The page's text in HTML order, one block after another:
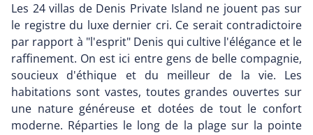
Les 24 villas de Denis Private Island ne jouent pas sur
le registre du luxe dernier cri. Ce serait contradictoire
par rapport à "l'esprit" Denis qui cultive l'élégance et le
raffinement. On est ici entre gens de belle compagnie,
soucieux d'éthique et du meilleur de la vie. Les
habitations sont vastes, toutes grandes ouvertes sur
une nature généreuse et dotées de tout le confort
moderne. Réparties le long de la plage sur la pointe